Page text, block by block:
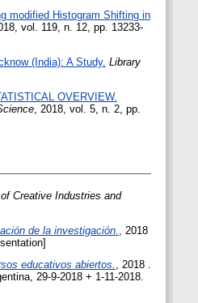
modified Histogram Shifting in
vol. 119, n. 12, pp. 13233-
(India): A Study. Library
OVERVIEW.
, 2018, vol. 5, n. 2, pp.
Creative Industries and
de la investigación.
, 2018
educativos abiertos., 2018 .
29-9-2018 + 1-11-2018.